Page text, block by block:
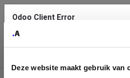
Deze website maakt gebruik van
Odoo Client Error